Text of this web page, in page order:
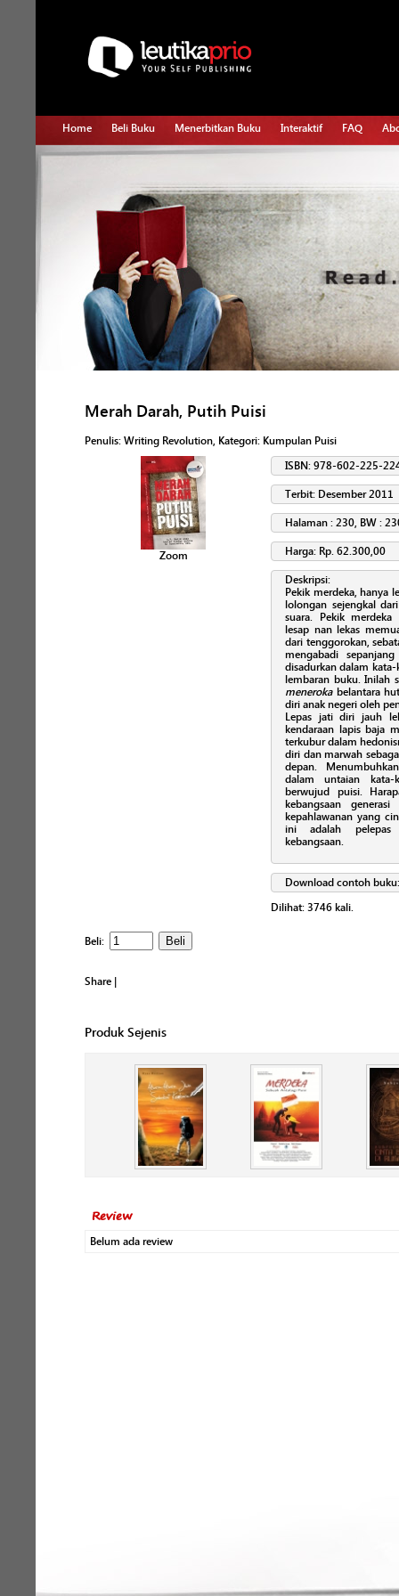
Home Beli Buku Menerbitkan Buku Interaktif FAQ
Merah Darah, Putih Puisi
Penulis: Writing Revolution, Kategori: Kumpulan Puisi
Zoom
ISBN: 978-602-225-
Terbit: Desember 2011
Halaman : 230, BW :
Harga: Rp. 62.300,00
Deskripsi:
Pekik merdeka, hanya
lolongan sejengkal
suara. Pekik
lesap nan lekas
dari tenggorokan,
mengabadi
disadurkan dalam
lembaran buku. Inilah
menerokabelantara
diri anak negeri oleh
Lepas jati diri jauh
kendaraan lapis baja
terkubur dalam
diri dan marwah
depan.
dalam untaian kata-
berwujud puisi.
kebangsaan
kepahlawanan yang
ini adalah pelepas
kebangsaan.
Download contoh
Dilihat: 3746 kali.
Beli:
Share |
Produk Sejenis
Review
Belum ada review